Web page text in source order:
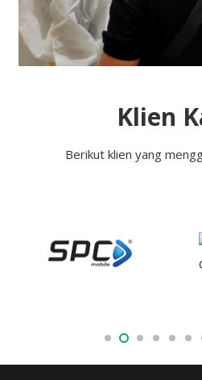
Klien
Berikut klien yang